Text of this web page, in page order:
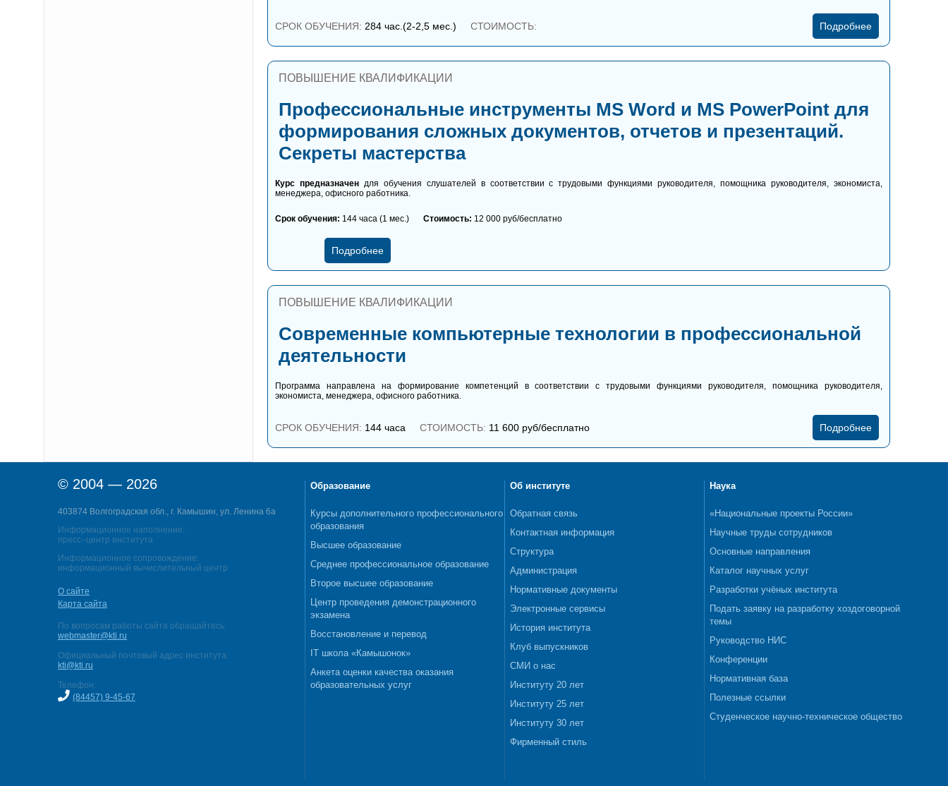
СРОК ОБУЧЕНИЯ: 284 час.(2-2,5 мес.) СТОИМОСТЬ: Подробнее
ПОВЫШЕНИЕ КВАЛИФИКАЦИИ
Профессиональные инструменты MS Word и MS PowerPoint для
формирования сложных документов, отчетов и презентаций.
Секреты мастерства
Курс предназначендля обучения слушателей в соответствии с трудовыми функциями руководителя, помощника руководителя, экономиста,
менеджера, офисного работника.
Срок обучения: 144 часа (1 мес.) Стоимость: 12 000 руб/бесплатно
Подробнее
ПОВЫШЕНИЕ КВАЛИФИКАЦИИ
Современные компьютерные технологии в профессиональной
деятельности
Программа направлена на формирование компетенций в соответствии с трудовыми функциями руководителя, помощника руководителя,
экономиста, менеджера, офисного работника.
СРОК ОБУЧЕНИЯ: 144 часа СТОИМОСТЬ: 11 600 руб/бесплатно Подробнее
© 2004 — 2026
403874 Волгоградская обл., г. Камышин, ул. Ленина 6а
Информационное наполнение:
пресс–центр института
Информационное сопровождение:
информационный вычислительный центр
О сайте
Карта сайта
По вопросам работы сайта обращайтесь:
webmaster@kti.ru
Официальный почтовый адрес института:
kti@kti.ru
Телефон:
(84457) 9-45-67
Образование
Курсы дополнительного профессионального
образования
Высшее образование
Среднее профессиональное образование
Второе высшее образование
Центр проведения демонстрационного
экзамена
Восстановление и перевод
IT школа «Камышонок»
Анкета оценки качества оказания
образовательных услуг
Об институте
Обратная связь
Контактная информация
Структура
Администрация
Нормативные документы
Электронные сервисы
История института
Клуб выпускников
СМИ о нас
Институту 20 лет
Институту 25 лет
Институту 30 лет
Фирменный стиль
Наука
«Национальные проекты России»
Научные труды сотрудников
Основные направления
Каталог научных услуг
Разработки учёных института
Подать заявку на разработку хоздоговорной
темы
Руководство НИС
Конференции
Нормативная база
Полезные ссылки
Студенческое научно-техническое общество